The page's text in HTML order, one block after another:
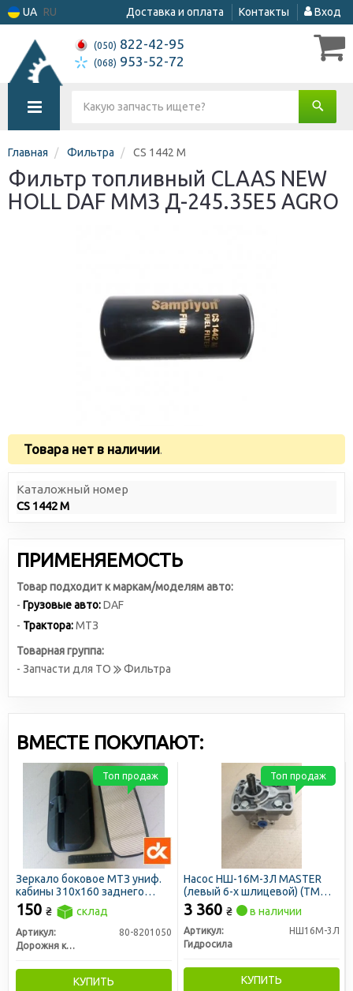
UA RU Доставка и оплата Контакты Вход
(050) 822-42-95
(068) 953-52-72
Главная Фильтра CS 1442 M
Фильтр топливный CLAAS NEW
HOLL DAF ММЗ Д-245.35Е5 AGRO
Товара нет в наличии.
Каталожный номер
CS 1442 M
ПРИМЕНЯЕМОСТЬ
Товар подходит к маркам/моделям авто:
- Грузовые авто:DAF
- Трактора:МТЗ
Товарная группа:
- Запчасти для ТО
Фильтра
ВМЕСТЕ ПОКУПАЮТ:
Зеркало боковое МТЗ униф.
кабины 310х160 заднего
вида (ДК)
150 ₴ склад
Артикул:
80-8201050
Дорожня карта
КУПИТЬ
Топ продаж
Насос НШ-16М-3Л MASTER
(левый 6-х шлицевой) (ТМ
Hydrosila)
3 360 ₴ в наличии
Артикул:
НШ16М-3Л
Гидросила
КУПИТЬ
Топ продаж